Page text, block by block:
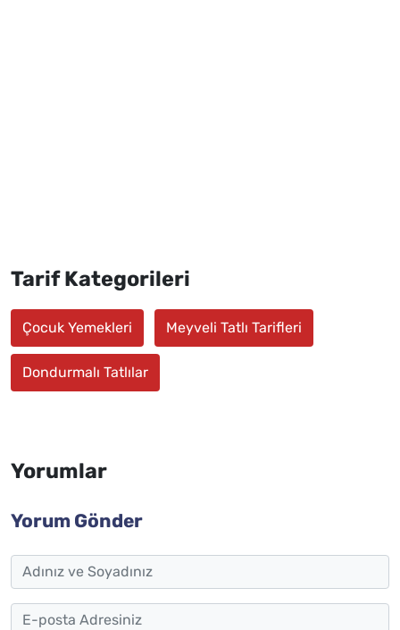
Tarif Kategorileri
Çocuk Yemekleri Meyveli Tatlı Tarifleri
Dondurmalı Tatlılar
Yorumlar
Yorum Gönder